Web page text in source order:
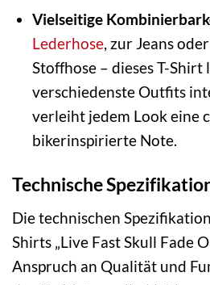
Vielseitige
Lederhose, zur Jeans
Stoffhose – dieses T-Shirt
verschiedenste Outfits
verleiht jedem Look eine
bikerinspirierte Note.
Technische
Die technischen
Shirts „Live Fast Skull Fade
Anspruch an Qualität und